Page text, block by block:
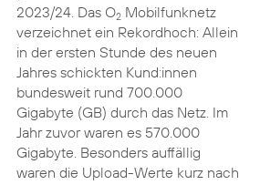
2023/24. Das O2Mobilfunknetz
verzeichnet ein Rekordhoch: Allein
in der ersten Stunde des neuen
Jahres schickten Kund:innen
bundesweit rund 700.000
Gigabyte (GB) durch das Netz. Im
Jahr zuvor waren es 570.000
Gigabyte. Besonders auffällig
waren die Upload-Werte kurz nach